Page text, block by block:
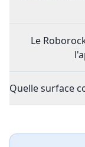
Le
Quelle surface